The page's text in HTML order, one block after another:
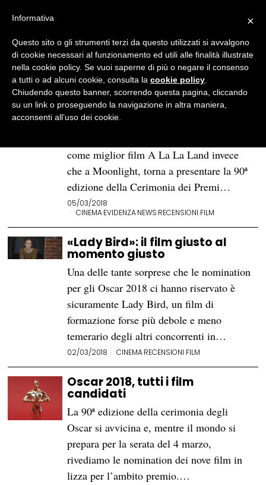
BROWSE TAG
nomination
Oscar 2018: «La forma
dell’acqua» è miglior film
Dopo il terribile e tragicomico scivolone
come miglior film A La La Land invece
che a Moonlight, torna a presentare la 90ª
edizione della Cerimonia dei Premi…
05/03/2018
CINEMA·EVIDENZA·NEWS·RECENSIONI FILM
«Lady Bird»: il film giusto al
momento giusto
Una delle tante sorprese che le nomination
per gli Oscar 2018 ci hanno riservato è
sicuramente Lady Bird, un film di
formazione forse più debole e meno
temerario degli altri concorrenti in…
02/03/2018 CINEMA·RECENSIONI FILM
Oscar 2018, tutti i film
candidati
La 90ª edizione della cerimonia degli
Oscar si avvicina e, mentre il mondo si
prepara per la serata del 4 marzo,
rivediamo le nomination dei nove film in
lizza per l’ambito premio.…
×
Informativa
Questo sito o gli strumenti terzi da questo utilizzati si avvalgono
di cookie necessari al funzionamento ed utili alle finalità illustrate
nella cookie policy. Se vuoi saperne di più o negare il consenso
a tutti o ad alcuni cookie, consulta la cookie policy
Chiudendo questo banner, scorrendo questa pagina, cliccando
su un link o proseguendo la navigazione in altra maniera,
acconsenti all’uso dei cookie.